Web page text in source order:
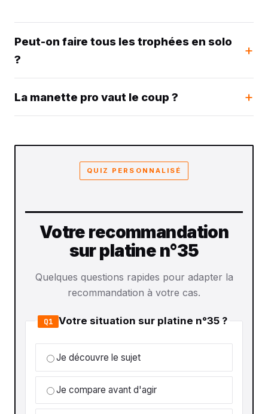
Peut-on faire tous les trophées en solo
?
La manette pro vaut le coup ?
QUIZ PERSONNALISÉ
Votre recommandation
sur platine n°35
Quelques questions rapides pour adapter la
recommandation à votre cas.
Q1 Votre situation sur platine n°35 ?
Je découvre le sujet
Je compare avant d'agir